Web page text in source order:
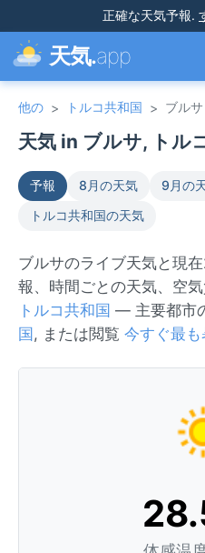
正確な天気予報.
天気.app
他の > トルコ共和国 > ブルサ
天気 in ブルサ, ト
予報 8月の天気 9月の
トルコ共和国の天気
ブルサのライブ天気と現
報、時間ごとの天気、空
トルコ共和国 — 主要都市
国 , または閲覧 今すぐ最